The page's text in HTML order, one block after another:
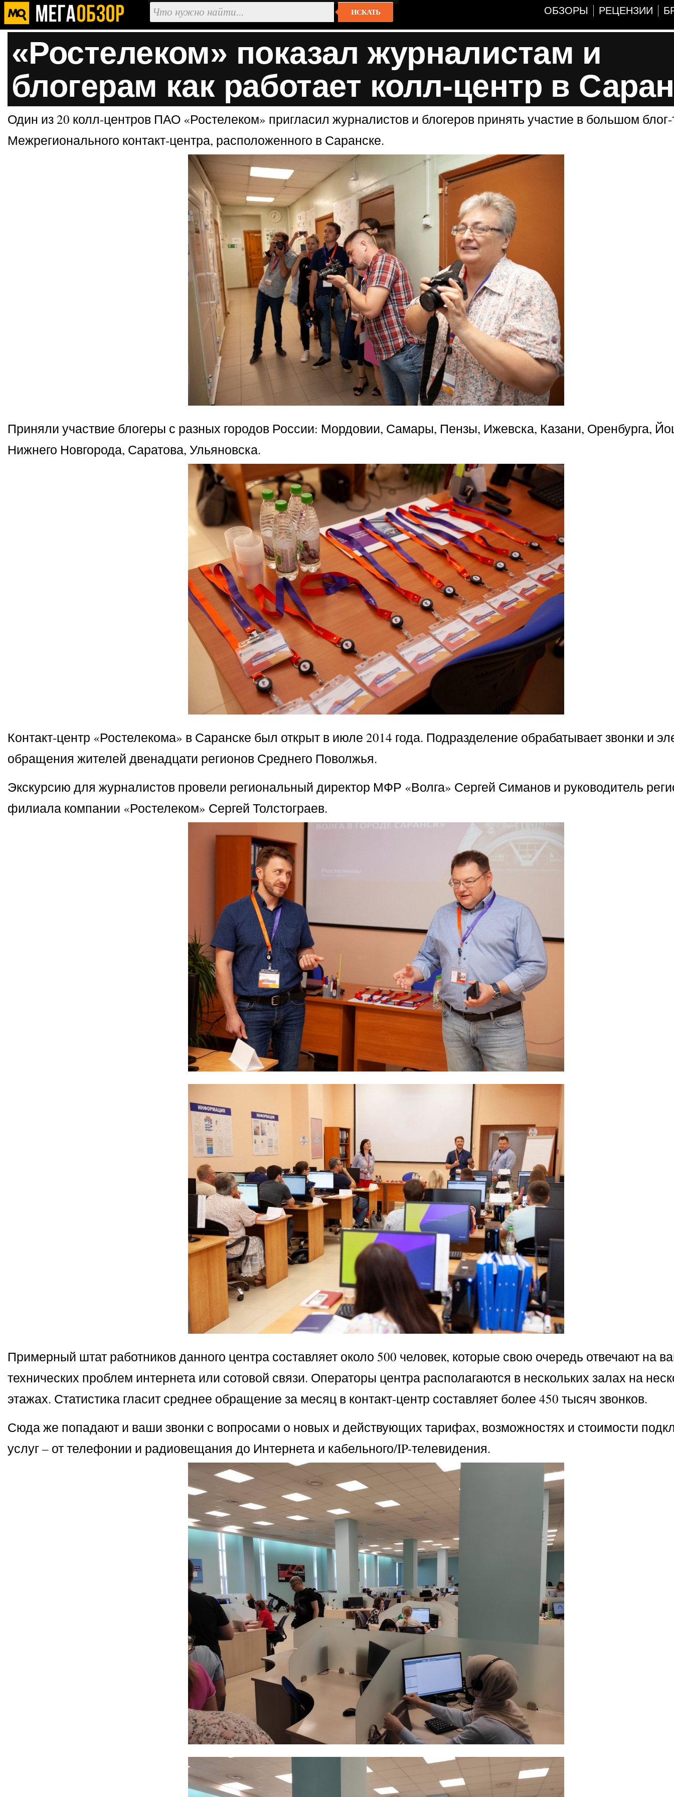
ИСКАТЬ ОБЗОРЫ РЕЦЕНЗИИ
«Ростелеком» показал журналистам и
блогерам как работает колл-центр в
Один из 20 колл-центров ПАО «Ростелеком» пригласил журналистов и блогеров принять участие в большом
Межрегионального контакт-центра, расположенного в Саранске.
Приняли участвие блогеры с разных городов России: Мордовии, Самары, Пензы, Ижевска, Казани, Оренбурга,
Нижнего Новгорода, Саратова, Ульяновска.
Контакт-центр «Ростелекома» в Саранске был открыт в июле 2014 года. Подразделение обрабатывает звонки и
обращения жителей двенадцати регионов Среднего Поволжья.
Экскурсию для журналистов провели региональный директор МФР «Волга» Сергей Симанов и руководитель
филиала компании «Ростелеком» Сергей Толстограев.
Примерный штат работников данного центра составляет около 500 человек, которые свою очередь отвечают на
технических проблем интернета или сотовой связи. Операторы центра располагаются в нескольких залах на
этажах. Статистика гласит среднее обращение за месяц в контакт-центр составляет более 450 тысяч звонков.
Сюда же попадают и ваши звонки с вопросами о новых и действующих тарифах, возможностях и стоимости
услуг – от телефонии и радиовещания до Интернета и кабельного/IP-телевидения.